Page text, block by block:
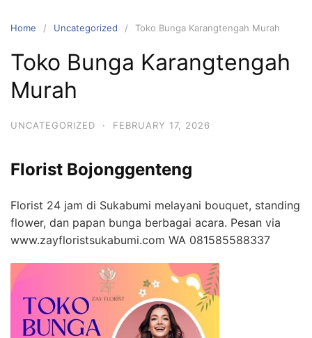
Home Uncategorized Toko Bunga Karangtengah Murah
Toko Bunga Karangtengah
Murah
UNCATEGORIZED · FEBRUARY 17, 2026
Florist Bojonggenteng
Florist 24 jam di Sukabumi melayani bouquet, standing
flower, dan papan bunga berbagai acara. Pesan via
www.zayfloristsukabumi.com WA 081585588337